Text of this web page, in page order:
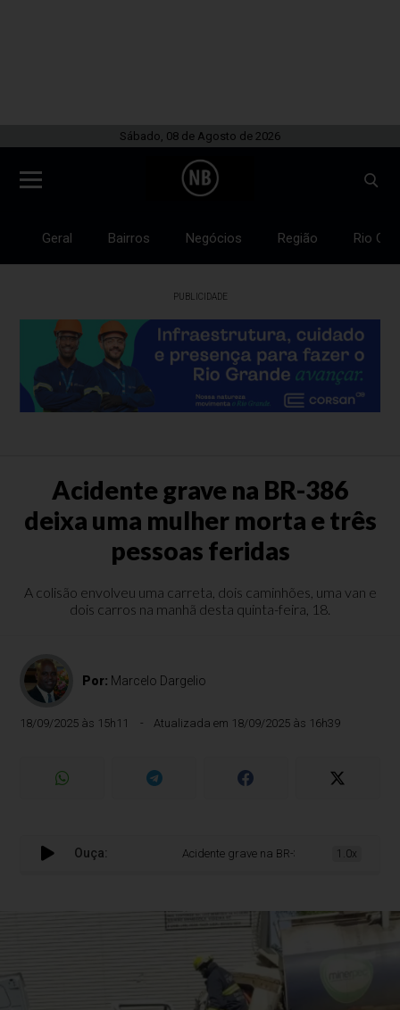
Sábado, 08 de Agosto de 2026
Geral Bairros Negócios Região Rio
PUBLICIDADE
Acidente grave na BR-386
deixa uma mulher morta e três
pessoas feridas
A colisão envolveu uma carreta, dois caminhões, uma van e
dois carros na manhã desta quinta-feira, 18.
Por: Marcelo Dargelio
18/09/2025 às 15h11 Atualizada em 18/09/2025 às 16h39
Ouça: Acidente grave na BR-386 deixa uma mulher
1.0x